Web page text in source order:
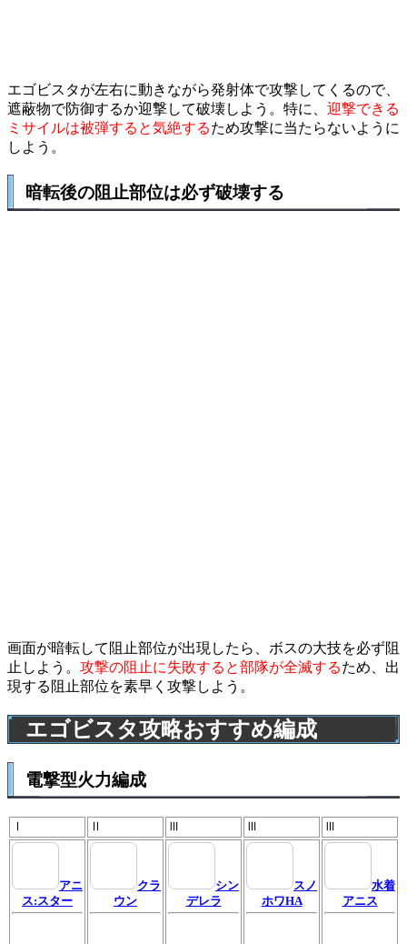
エゴビスタが左右に動きながら発射体で攻撃してくるので、
遮蔽物で防御するか迎撃して破壊しよう。特に、 迎撃できる
ミサイルは被弾すると気絶するため攻撃に当たらないように
しよう。
暗転後の阻止部位は必ず破壊する
画面が暗転して阻止部位が出現したら、ボスの大技を必ず阻
止しよう。 攻撃の阻止に失敗すると部隊が全滅するため、出
現する阻止部位を素早く攻撃しよう。
エゴビスタ攻略おすすめ編成
電撃型火力編成
アニ
ス:スター
クラ
ウン
シン
デレラ
スノ
ホワHA
水着
アニス